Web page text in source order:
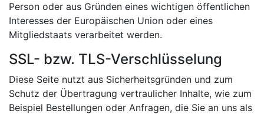
Person oder aus Gründen eines wichtigen öffentlichen
Interesses der Europäischen Union oder eines
Mitgliedstaats verarbeitet werden.
SSL- bzw. TLS-Verschlüsselung
Diese Seite nutzt aus Sicherheitsgründen und zum
Schutz der Übertragung vertraulicher Inhalte, wie zum
Beispiel Bestellungen oder Anfragen, die Sie an uns als